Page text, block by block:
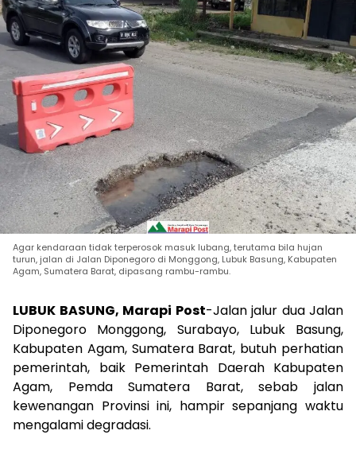
Agar kendaraan tidak terperosok masuk lubang, terutama bila hujan
turun, jalan di Jalan Diponegoro di Monggong, Lubuk Basung, Kabupaten
Agam, Sumatera Barat, dipasang rambu-rambu.
LUBUK BASUNG, Marapi Post-Jalan jalur dua Jalan
Diponegoro Monggong, Surabayo, Lubuk Basung,
Kabupaten Agam, Sumatera Barat, butuh perhatian
pemerintah, baik Pemerintah Daerah Kabupaten
Agam, Pemda Sumatera Barat, sebab jalan
kewenangan Provinsi ini, hampir sepanjang waktu
mengalami degradasi.